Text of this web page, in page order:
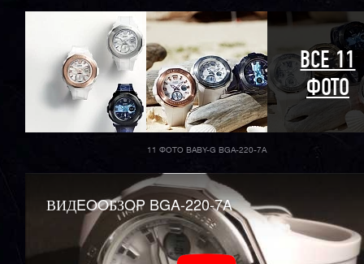
ВСЕ 11
ФОТО
11 ФОТО BABY-G BGA-220-7A
ВИДEOOБЗOP BGA-220-7A